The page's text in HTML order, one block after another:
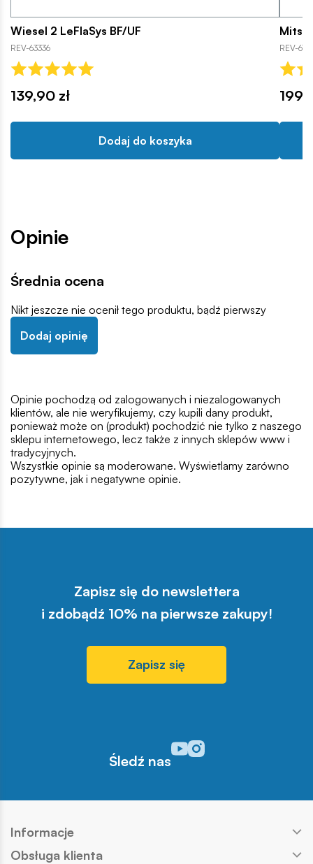
Wiesel 2 LeFlaSys BF/UF
REV-63336
139,90 zł
Dodaj do koszyka
REV-
Opinie
Średnia ocena
Nikt jeszcze nie ocenił tego produktu, bądź pierwszy
Dodaj opinię
Opinie pochodzą od zalogowanych i niezalogowanych
klientów, ale nie weryfikujemy, czy kupili dany produkt,
ponieważ może on (produkt) pochodzić nie tylko z naszego
sklepu internetowego, lecz także z innych sklepów www i
tradycyjnych.
Wszystkie opinie są moderowane. Wyświetlamy zarówno
pozytywne, jak i negatywne opinie.
Zapisz się do newslettera
i zdobądź 10% na pierwsze zakupy!
Zapisz się
Śledź nas
Odwiedź nasz profil w
Odwiedź nasz profil w
Informacje
Obsługa klienta